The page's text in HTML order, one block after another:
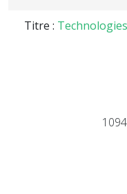
Titre :